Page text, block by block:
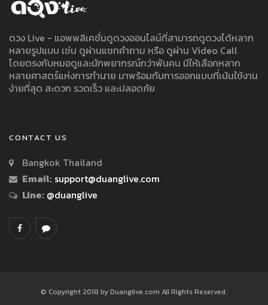
ดวง Live - แอพพลิเคชั่นดูดวงออนไลน์ที่สามารถดูดวงได้หลาก
หลายรูปแบบ เช่น ดูผ่านแชทคำถาม หรือ ดูผ่าน Video Call
โดยตรงกับหมอดูและนักพยากรณ์กว่าพันคน มีให้เลือกหลาก
หลายศาสตร์แห่งการทำนาย มาพร้อมกับการออกแบบที่เน้นใช้งาน
ง่ายที่สุด สะดวก รวดเร็ว และปลอดภัย
CONTACT US
Bangkok Thailand
Email: support@duanglive.com
Line: @duanglive
© Copyright 2018 by Duanglive.com All Rights Reserved.